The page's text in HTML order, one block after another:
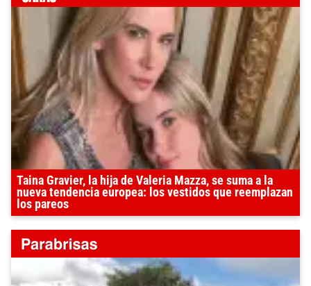
Taina Gravier, la hija de Valeria Mazza, se suma a la
nueva tendencia europea: los vestidos que reemplazan
los pareos